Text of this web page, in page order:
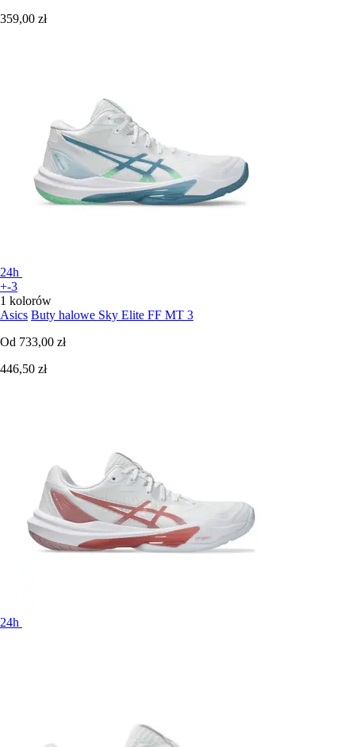
359,00 zł
24h
+-3
1 kolorów
Asics Buty halowe Sky Elite FF MT 3
Od 733,00 zł
446,50 zł
24h